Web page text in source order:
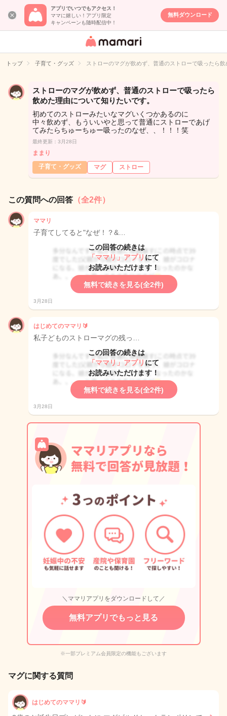
アプリでいつでもアクセス！
ママに嬉しい！アプリ限定
キャンペーンも随時配信中！
無料ダウンロード
女性専用匿名QA
イト
トップ 子育て・グッズ ストローのマグが飲めず、普通のストローで吸ったら
ストローのマグが飲めず、普通のストローで吸ったら
飲めた理由について知りたいです。
初めてのストローみたいなマグいくつかあるのに
中々飲めず、もういいやと思って普通にストローであげ
てみたらちゅーちゅー吸ったのなぜ、、！！！笑
最終更新：3月28日
ままり
子育て・グッズ
マグ ストロー
この質問への回答 （全2件）
ママリ
子育てしてると"なぜ！？&…
この回答の続きは
「ママリ」アプリ にて
お読みいただけます！
無料で続きを見る(全2件)
3月28日
はじめてのママリ🔰
私子どものストローマグの残っ…
この回答の続きは
「ママリ」アプリ にて
お読みいただけます！
無料で続きを見る(全2件)
3月28日
＼ママリアプリをダウンロードして／
無料アプリでもっと見る
※一部プレミアム会員限定の機能もございます
マグに関する質問
はじめてのママリ🔰